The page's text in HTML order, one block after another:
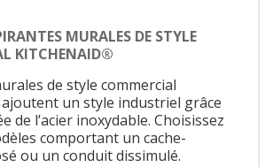
MURALES DE STYLE
KITCHENAID®
de style commercial
un style industriel grâce
de l’acier inoxydable. Choisissez
comportant un cache-
ou un conduit dissimulé.